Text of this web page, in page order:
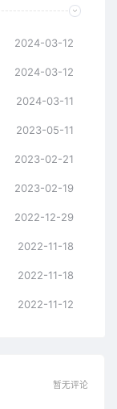
2024-03-12
2024-03-12
2024-03-11
2023-05-11
2023-02-21
2023-02-19
2022-12-29
2022-11-18
2022-11-18
2022-11-12
暂无评论